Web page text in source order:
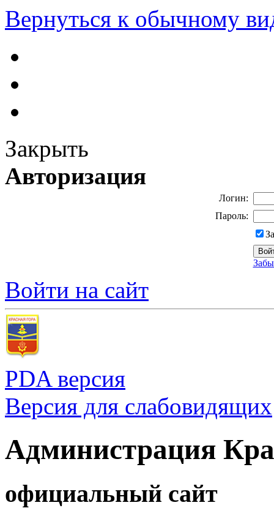
Вернуться к обычному
Закрыть
Авторизация
Логин:
Пароль:
Войти на сайт
PDA версия
Версия для слабовидящих
Администрация
официальный сайт